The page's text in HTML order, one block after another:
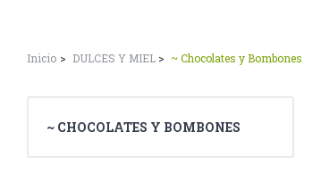
Inicio DULCES Y MIEL ~ Chocolates y Bombones
~ CHOCOLATES Y BOMBONES